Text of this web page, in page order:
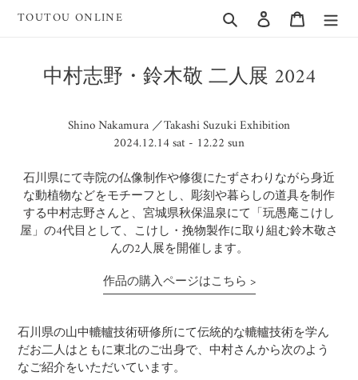
SkipTOUTOU ONLINE Search Log in Cart
中村志野・鈴木敬 二人展 2024
Shino Nakamura ／Takashi Suzuki Exhibition
2024.12.14 sat - 12.22 sun
石川県にて寺院の仏像制作や修復にたずさわりながら身近
な動植物などをモチーフとし、彫刻や暮らしの道具を制作
する中村志野さんと、宮城県秋保温泉にて「玩愚庵こけし
屋」の4代目として、こけし・挽物製作に取り組む鈴木敬さ
んの2人展を開催します。
作品の購入ページはこちら >
石川県の山中轆轤技術研修所にて伝統的な轆轤技術を学ん
だお二人はともに東北のご出身で、中村さんから次のよう
なご紹介をいただいています。